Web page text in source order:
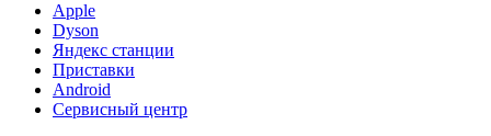
Apple
Dyson
Яндекс станции
Приставки
Android
Сервисный центр